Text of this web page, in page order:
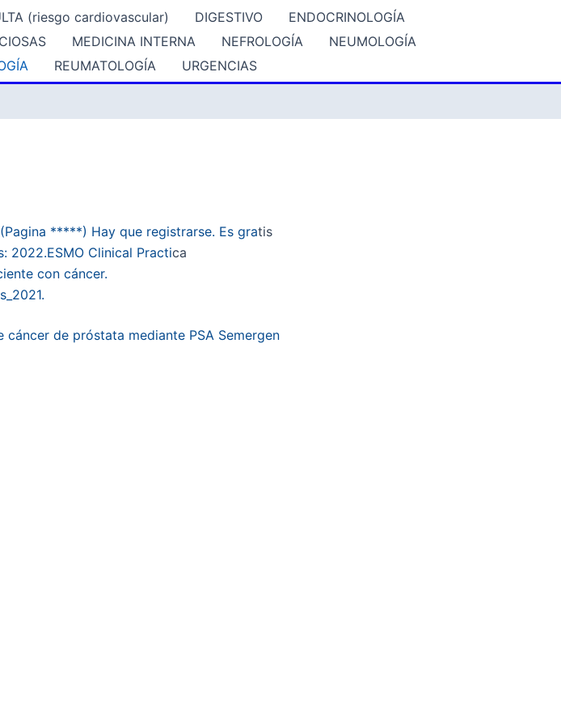
(riesgo cardiovascular) DIGESTIVO
ENDOCRINOLOGÍA
MEDICINA INTERNA NEFROLOGÍA
NEUMOLOGÍA
REUMATOLOGÍA URGENCIAS
*****) Hay que registrarse. Es gratis
2022.ESMO Clinical Practica
con cáncer.
de próstata mediante PSA Semergen